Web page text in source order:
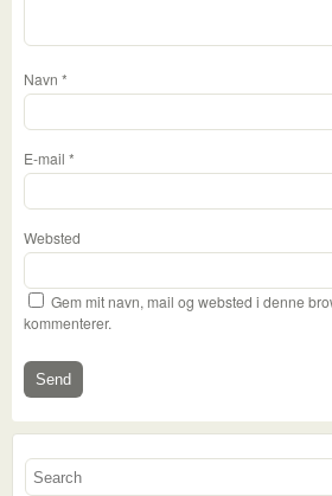
Navn *
E-mail *
Websted
Gem mit navn, mail og websted i denne
kommenterer.